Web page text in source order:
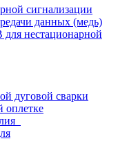
сигнализации
данных (медь)
нестационарной
дуговой сварки
оплетке